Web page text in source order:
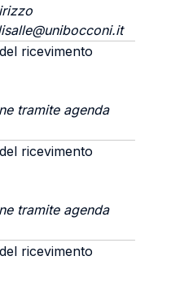
ricevimento
tramite agenda
ricevimento
tramite agenda
ricevimento